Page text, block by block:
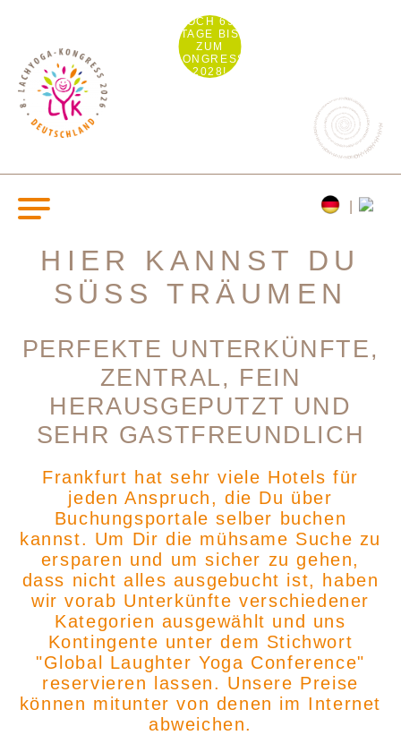
NOCH 694
TAGE BIS
ZUM
KONGRESS
2028!
HIER KANNST DU
SÜSS TRÄUMEN
PERFEKTE UNTERKÜNFTE,
ZENTRAL, FEIN
HERAUSGEPUTZT UND
SEHR GASTFREUNDLICH
Frankfurt hat sehr viele Hotels für
jeden Anspruch, die Du über
Buchungsportale selber buchen
kannst. Um Dir die mühsame Suche zu
ersparen und um sicher zu gehen,
dass nicht alles ausgebucht ist, haben
wir vorab Unterkünfte verschiedener
Kategorien ausgewählt und uns
Kontingente unter dem Stichwort
"Global Laughter Yoga Conference"
reservieren lassen. Unsere Preise
können mitunter von denen im Internet
abweichen.